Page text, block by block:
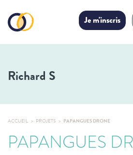
Je m'inscris
Richard S
ACCUEIL PROJETS PAPANGUES DRONE
PAPANGUES